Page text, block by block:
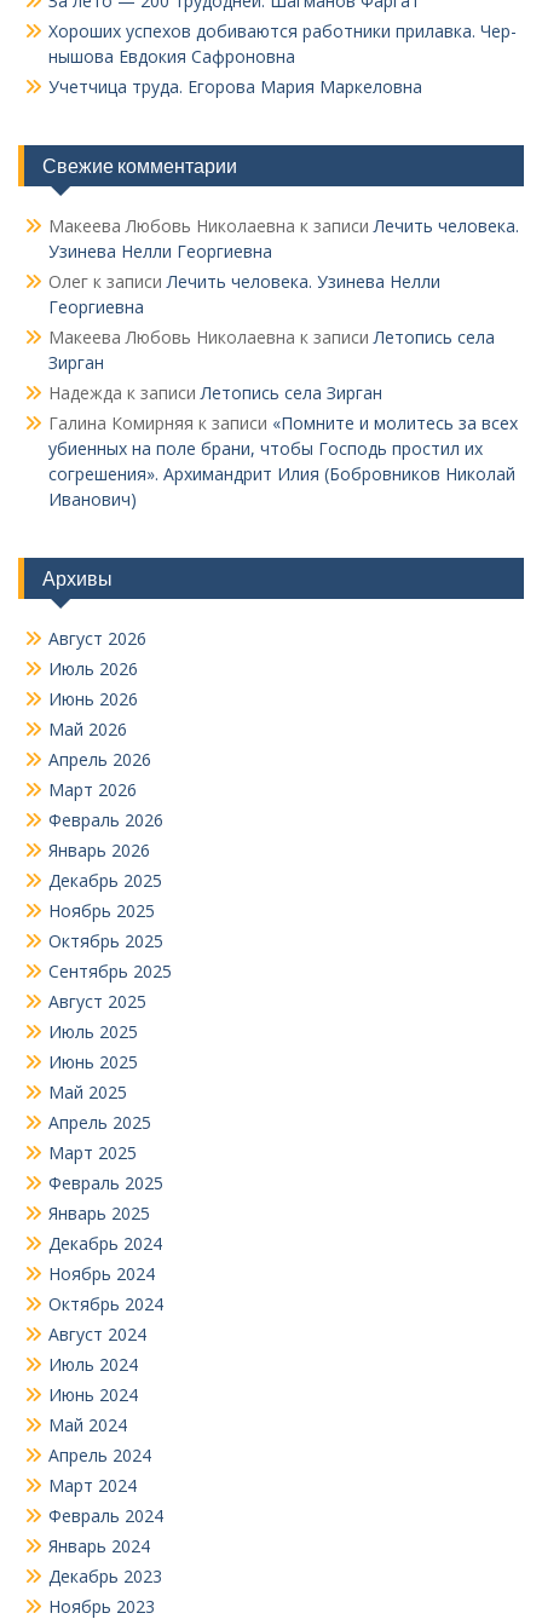
Хороших успехов добиваются работники прилавка. Чер­
нышова Евдокия Сафроновна
Учетчица труда. Его­рова Мария Маркеловна
Свежие комментарии
Макеева Любовь Николаевна к записиЛечить человека.
Узинева Нелли Георгиевна
Олег к записиЛечить человека. Узинева Нелли
Георгиевна
Макеева Любовь Николаевна к записиЛетопись села
Зирган
Надежда к записиЛетопись села Зирган
Галина Комирняя к записи «Помните и молитесь за всех
убиенных на поле брани, чтобы Господь простил их
согрешения». Архимандрит Илия (Бобровников Николай
Иванович)
Архивы
Август 2026
Июль 2026
Июнь 2026
Май 2026
Апрель 2026
Март 2026
Февраль 2026
Январь 2026
Декабрь 2025
Ноябрь 2025
Октябрь 2025
Сентябрь 2025
Август 2025
Июль 2025
Июнь 2025
Май 2025
Апрель 2025
Март 2025
Февраль 2025
Январь 2025
Декабрь 2024
Ноябрь 2024
Октябрь 2024
Август 2024
Июль 2024
Июнь 2024
Май 2024
Апрель 2024
Март 2024
Февраль 2024
Январь 2024
Декабрь 2023
Ноябрь 2023